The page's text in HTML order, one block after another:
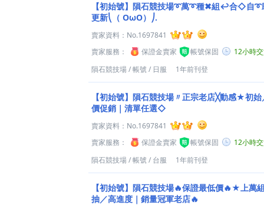
【初始號】隕石競技場➰萬➰種✖組↩合◇自
更新⎝（ OωO）⎠.
賣家資料： No.1697841
賣家服務：
保證金賣家 帳號保固
12小時
隕石競技場/帳號/ 日服 1年前刊登
【初始號】隕石競技場〃正宗老店╳動感★初
價促銷｜清單任選◇
賣家資料： No.1697841
賣家服務：
保證金賣家 帳號保固
12小時
隕石競技場/帳號/ 台服 1年前刊登
【初始號】隕石競技場🔥保證最低價🔥★上萬
抽／高進度｜銷量冠軍老店🔥